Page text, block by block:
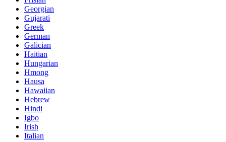
Georgian
Gujarati
Greek
German
Galician
Haitian
Hungarian
Hmong
Hausa
Hawaiian
Hebrew
Hindi
Igbo
Irish
Italian